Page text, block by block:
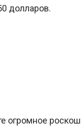
долларов.
огромное